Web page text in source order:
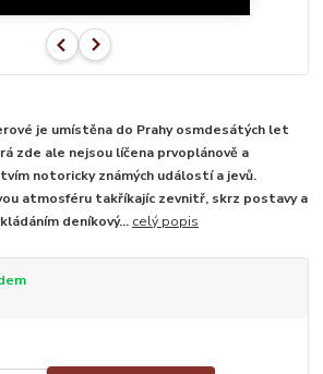
je umístěna do Prahy osmdesátých let
zde ale nejsou líčena prvoplánově a
notoricky známých událostí a jevů.
atmosféru takříkajíc zevnitř, skrz postavy a
deníkový... celý popis